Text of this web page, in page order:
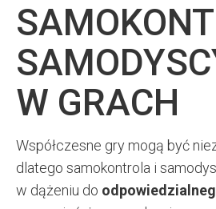
W GRACH
Współczesne gry mogą być
dlatego samokontrola i
w dążeniu do